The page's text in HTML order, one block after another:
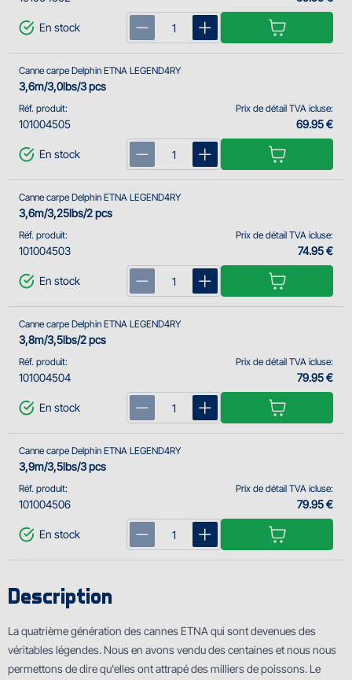
En stock
Réf. produit:
101004505
Canne carpe Delphin ETNA LEGEND4RY
3,6m/3,0lbs/3 pcs
Prix de détail TVA icluse:
69.95 €
En stock
Réf. produit:
101004503
Canne carpe Delphin ETNA LEGEND4RY
3,6m/3,25lbs/2 pcs
Prix de détail TVA icluse:
74.95 €
En stock
Réf. produit:
101004504
Canne carpe Delphin ETNA LEGEND4RY
3,8m/3,5lbs/2 pcs
Prix de détail TVA icluse:
79.95 €
En stock
Réf. produit:
101004506
Canne carpe Delphin ETNA LEGEND4RY
3,9m/3,5lbs/3 pcs
Prix de détail TVA icluse:
79.95 €
En stock
Description
La quatrième génération des cannes ETNA qui sont devenues des
véritables légendes. Nous en avons vendu des centaines et nous nous
permettons de dire qu'elles ont attrapé des milliers de poissons. Le